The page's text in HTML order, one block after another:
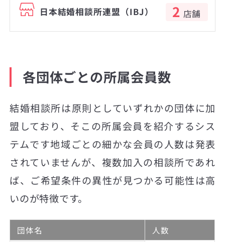
日本結婚相談所連盟（IBJ） 2 店舗
各団体ごとの所属会員数
結婚相談所は原則としていずれかの団体に加
盟しており、そこの所属会員を紹介するシス
テムです地域ごとの細かな会員の人数は発表
されていませんが、複数加入の相談所であれ
ば、ご希望条件の異性が見つかる可能性は高
いのが特徴です。
団体名
人数